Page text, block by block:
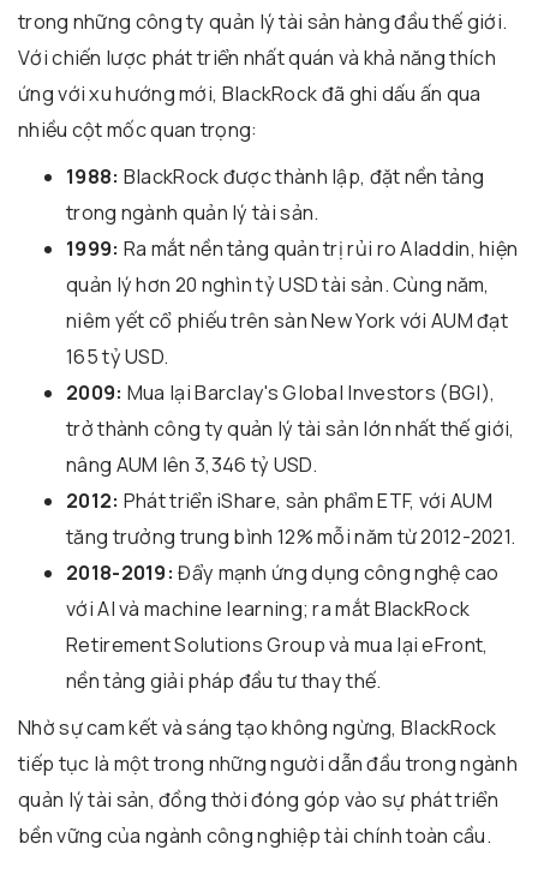
trong những công ty quản lý tài sản hàng đầu thế giới.
Với chiến lược phát triển nhất quán và khả năng thích
ứng với xu hướng mới, BlackRock đã ghi dấu ấn qua
nhiều cột mốc quan trọng:
1988: BlackRock được thành lập, đặt nền tảng
trong ngành quản lý tài sản.
1999: Ra mắt nền tảng quản trị rủi ro Aladdin, hiện
quản lý hơn 20 nghìn tỷ USD tài sản. Cùng năm,
niêm yết cổ phiếu trên sàn New York với AUM đạt
165 tỷ USD.
2009: Mua lại Barclay's Global Investors (BGI),
trở thành công ty quản lý tài sản lớn nhất thế giới,
nâng AUM lên 3,346 tỷ USD.
2012: Phát triển iShare, sản phẩm ETF, với AUM
tăng trưởng trung bình 12% mỗi năm từ 2012-2021.
2018-2019: Đẩy mạnh ứng dụng công nghệ cao
với AI và machine learning; ra mắt BlackRock
Retirement Solutions Group và mua lại eFront,
nền tảng giải pháp đầu tư thay thế.
Nhờ sự cam kết và sáng tạo không ngừng, BlackRock
tiếp tục là một trong những người dẫn đầu trong ngành
quản lý tài sản, đồng thời đóng góp vào sự phát triển
bền vững của ngành công nghiệp tài chính toàn cầu.